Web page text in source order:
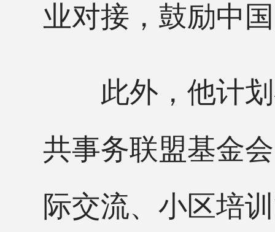
业对接，鼓励中
此外，他计划
共事务联盟基金
际交流、小区培